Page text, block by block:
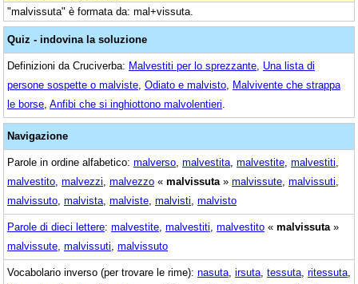
"malvissuta" è formata da: mal+vissuta.
Quiz - indovina la soluzione
Definizioni da Cruciverba: Malvestiti per lo sprezzante Una lista di
persone sospette o malviste Odiato e malvisto Malvivente che strappa
le borse Anfibi che si inghiottono malvolentieri
Navigazione
Parole in ordine alfabetico: malverso malvestita malvestite malvestiti
malvestito malvezzi malvezzo « malvissuta » malvissute malvissuti
malvissuto malvista malviste malvisti malvisto
Parole di dieci lettere: malvestite malvestiti malvestito « malvissuta »
malvissute malvissuti malvissuto
Vocabolario inverso (per trovare le rime): nasuta irsuta tessuta ritessuta